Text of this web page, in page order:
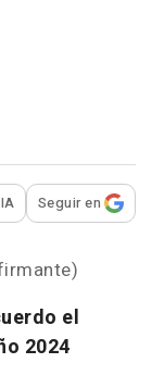
para
IA Seguir en
el
2024